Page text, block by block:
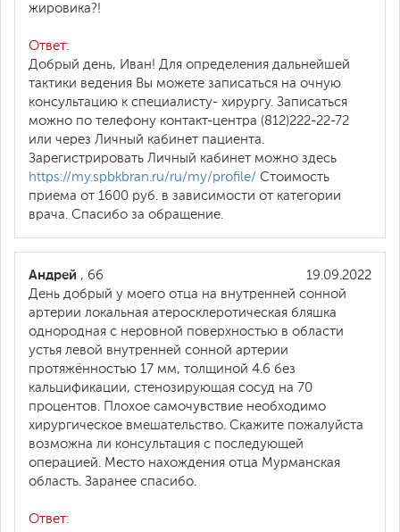
жировика?!
Ответ:
Добрый день, Иван! Для определения дальнейшей
тактики ведения Вы можете записаться на очную
консультацию к специалисту- хирургу. Записаться
можно по телефону контакт-центра (812)222-22-72
или через Личный кабинет пациента.
Зарегистрировать Личный кабинет можно здесь
https://my.spbkbran.ru/ru/my/profile/ Стоимость
приема от 1600 руб. в зависимости от категории
врача. Спасибо за обращение.
19.09.2022
Андрей , 66
День добрый у моего отца на внутренней сонной
артерии локальная атеросклеротическая бляшка
однородная с неровной поверхностью в области
устья левой внутренней сонной артерии
протяжённостью 17 мм, толщиной 4.6 без
кальцификации, стенозирующая сосуд на 70
процентов. Плохое самочувствие необходимо
хирургическое вмешательство. Скажите пожалуйста
возможна ли консультация с последующей
операцией. Место нахождения отца Мурманская
область. Заранее спасибо.
Ответ: